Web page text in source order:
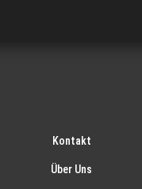
Kontakt
Über Uns